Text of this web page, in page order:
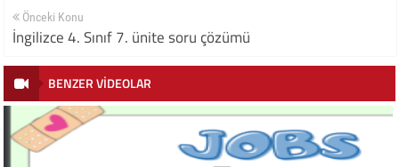
Önceki Konu
İngilizce 4. Sınıf 7. ünite soru çözümü
BENZER VİDEOLAR